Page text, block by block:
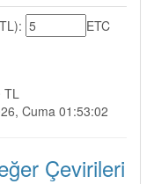
ETC
TL
Cuma 01:53:02
Çevirileri